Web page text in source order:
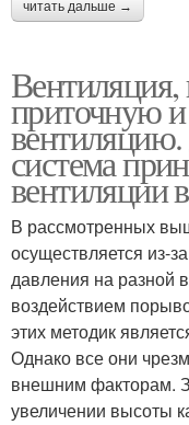
читать дальше →
Вентиляция,
приточную
система
вентиляции
В рассмотренных
осуществляется из-
давления на разной
воздействием
этих методик
Однако все они
внешним факторам.
увеличении высоты